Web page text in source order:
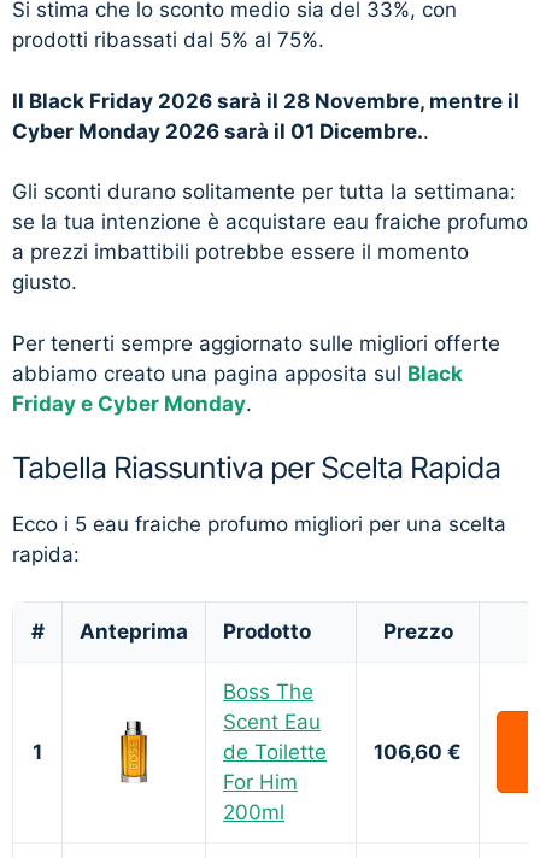
Si stima che lo sconto medio sia del 33%, con
prodotti ribassati dal 5% al 75%.
Il Black Friday 2026 sarà il 28 Novembre, mentre il
Cyber Monday 2026 sarà il 01 Dicembre..
Gli sconti durano solitamente per tutta la settimana:
se la tua intenzione è acquistare eau fraiche profumo
a prezzi imbattibili potrebbe essere il momento
giusto.
Per tenerti sempre aggiornato sulle migliori offerte
abbiamo creato una pagina apposita sul Black
Friday e Cyber Monday.
Tabella Riassuntiva per Scelta Rapida
Ecco i 5 eau fraiche profumo migliori per una scelta
rapida:
# Anteprima Prodotto Prezzo
1
Boss The
Scent Eau
de Toilette
For Him
200ml
106,60 €